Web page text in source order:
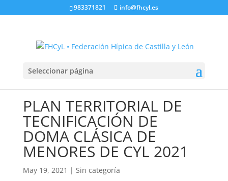
983371821 info@fhcyl.es
Seleccionar página
PLAN TERRITORIAL DE
TECNIFICACIÓN DE
DOMA CLÁSICA DE
MENORES DE CYL 2021
May 19, 2021 | Sin categoría